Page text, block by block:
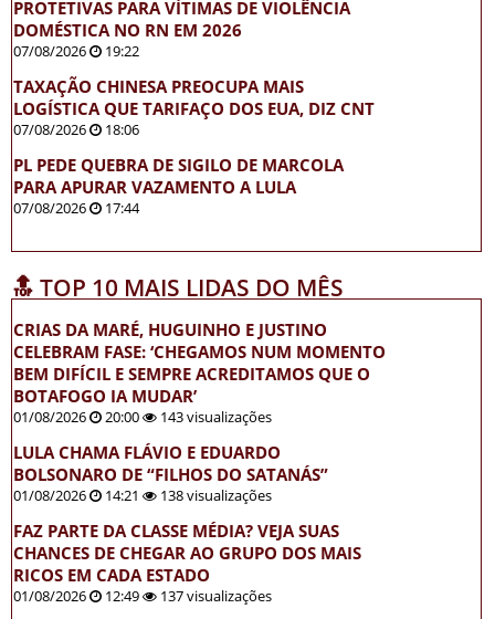
PROTETIVAS PARA VÍTIMAS DE VIOLÊNCIA
DOMÉSTICA NO RN EM 2026
07/08/2026 19:22
TAXAÇÃO CHINESA PREOCUPA MAIS
LOGÍSTICA QUE TARIFAÇO DOS EUA, DIZ CNT
07/08/2026 18:06
PL PEDE QUEBRA DE SIGILO DE MARCOLA
PARA APURAR VAZAMENTO A LULA
07/08/2026 17:44
🔝 TOP 10 MAIS LIDAS DO MÊS
CRIAS DA MARÉ, HUGUINHO E JUSTINO
CELEBRAM FASE: ‘CHEGAMOS NUM MOMENTO
BEM DIFÍCIL E SEMPRE ACREDITAMOS QUE O
BOTAFOGO IA MUDAR’
01/08/2026 20:00 143 visualizações
LULA CHAMA FLÁVIO E EDUARDO
BOLSONARO DE “FILHOS DO SATANÁS”
01/08/2026 14:21 138 visualizações
FAZ PARTE DA CLASSE MÉDIA? VEJA SUAS
CHANCES DE CHEGAR AO GRUPO DOS MAIS
RICOS EM CADA ESTADO
01/08/2026 12:49 137 visualizações